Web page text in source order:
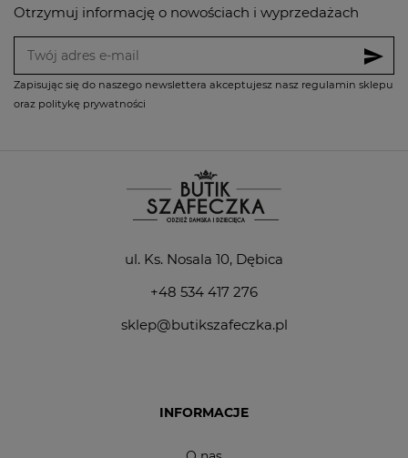
Otrzymuj informację o nowościach i wyprzedażach
send
Zapisując się do naszego newslettera akceptujesz nasz regulamin sklepu
oraz politykę prywatności
ul. Ks. Nosala 10, Dębica
+48 534 417 276
sklep@butikszafeczka.pl
INFORMACJE